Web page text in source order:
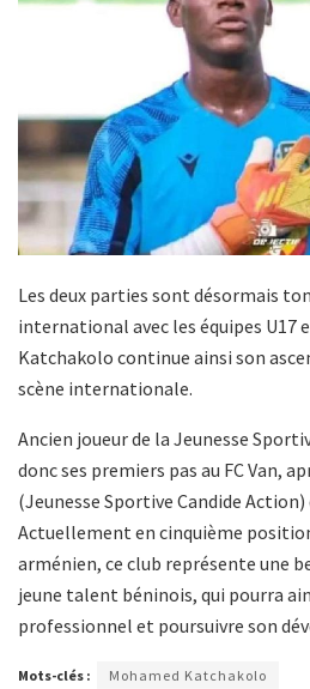
Les deux parties sont désormais
international avec les équipes U17
Katchakolo continue ainsi son
scène internationale.
Ancien joueur de la Jeunesse
donc ses premiers pas au FC Van,
(Jeunesse Sportive Candide
Actuellement en cinquième
arménien, ce club représente une
jeune talent béninois, qui pourra
professionnel et poursuivre son
Mots-clés : Mohamed Katchakolo